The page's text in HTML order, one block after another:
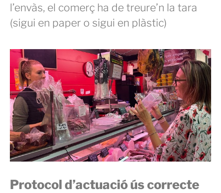
l’envàs, el comerç ha de treure’n la tara
(sigui en paper o sigui en plàstic)
Protocol d’actuació ús correcte